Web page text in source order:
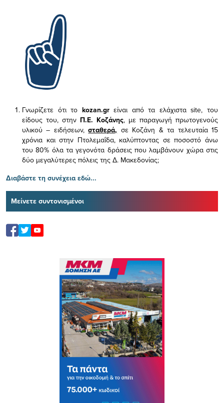
Γνωρίζετε ότι το kozan.gr είναι από τα ελάχισταsite, του
είδους του, στην Π.Ε. Κοζάνης, με παραγωγή πρωτογενούς
υλικού – ειδήσεων,σταθερά, σε Κοζάνη & τα τελευταία 15
χρόνια και στην Πτολεμαΐδα, καλύπτοντας σε ποσοστό άνω
του 80% όλα τα γεγονότα δράσεις που λαμβάνουν χώρα στις
δύο μεγαλύτερες πόλεις της Δ. Μακεδονίας;
Διαβάστε τη συνέχεια εδώ...
Μείνετε συντονισμένοι